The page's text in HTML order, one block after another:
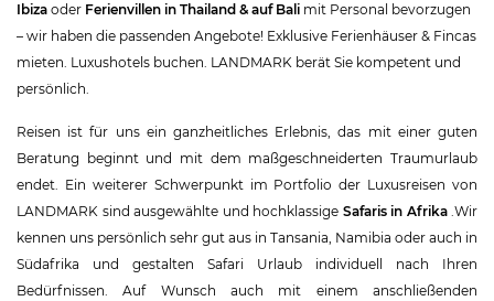
Ibiza oder Ferienvillen in Thailand & auf Bali mit Personal bevorzugen
– wir haben die passenden Angebote! Exklusive Ferienhäuser & Fincas
mieten. Luxushotels buchen. LANDMARK berät Sie kompetent und
persönlich.
Reisen ist für uns ein ganzheitliches Erlebnis, das mit einer guten
Beratung beginnt und mit dem maßgeschneiderten Traumurlaub
endet. Ein weiterer Schwerpunkt im Portfolio der Luxusreisen von
LANDMARK sind ausgewählte und hochklassige Safaris in Afrika .Wir
kennen uns persönlich sehr gut aus in Tansania, Namibia oder auch in
Südafrika und gestalten Safari Urlaub individuell nach Ihren
Bedürfnissen. Auf Wunsch auch mit einem anschließenden